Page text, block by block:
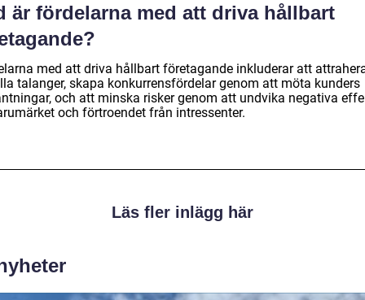
är fördelarna med att driva hållbart
med att driva hållbart företagande inkluderar att
talanger, skapa konkurrensfördelar genom att möta kunders
och att minska risker genom att undvika negativa
och förtroendet från intressenter.
Läs fler inlägg här